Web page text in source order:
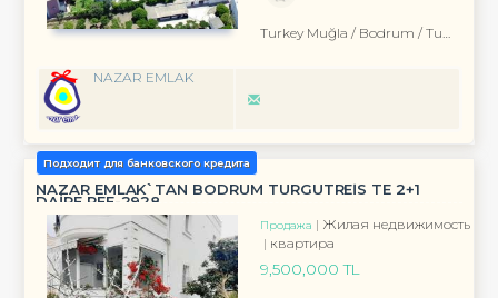
Turkey Muğla / Bodrum / Turgutreis
NAZAR EMLAK
Подходит для банковского кредита
NAZAR EMLAK`TAN BODRUM TURGUTREİS TE 2+1
DAİRE REF-2928
Продажа
Жилая недвижимость
квартира
9,500,000 TL